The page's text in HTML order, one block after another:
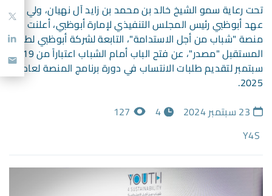
تحت رعاية سمو الشيخ خالد بن محمد بن زايد آل نهيان، ولي
عهد أبوظبي رئيس المجلس التنفيذي لإمارة أبوظبي، أعلنت
منصة "شباب من أجل الاستدامة"، التابعة لشركة أبوظبي لطاقة
المستقبل "مصدر"، عن فتح الباب أمام الشباب اعتباراً من 19
سبتمبر لتقديم طلبات الانتساب في دورة برنامج المنصة لعام
2025.
23 سبتمبر 2024
4
127
Y4S